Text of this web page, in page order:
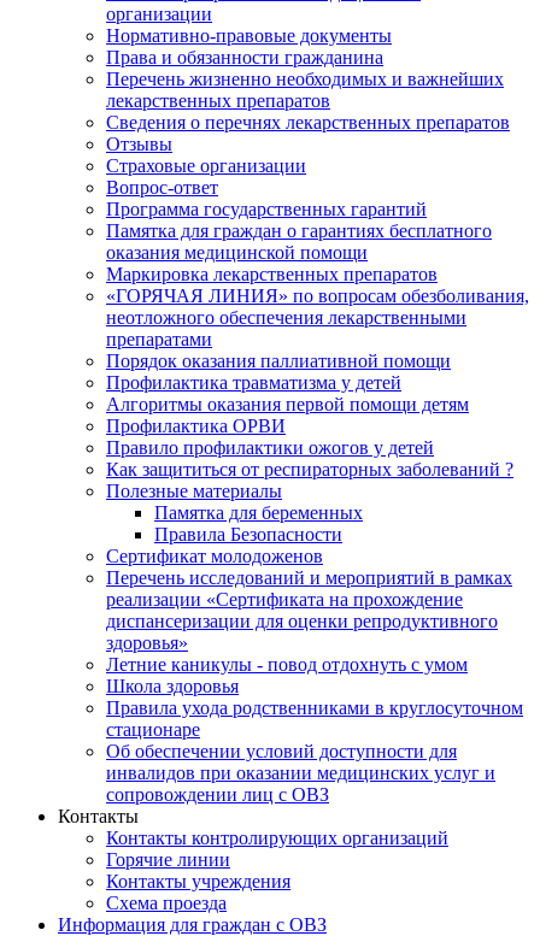
организации
Нормативно-правовые документы
Права и обязанности гражданина
Перечень жизненно необходимых и важнейших
лекарственных препаратов
Сведения о перечнях лекарственных препаратов
Отзывы
Страховые организации
Вопрос-ответ
Программа государственных гарантий
Памятка для граждан о гарантиях бесплатного
оказания медицинской помощи
Маркировка лекарственных препаратов
«ГОРЯЧАЯ ЛИНИЯ» по вопросам обезболивания,
неотложного обеспечения лекарственными
препаратами
Порядок оказания паллиативной помощи
Профилактика травматизма у детей
Алгоритмы оказания первой помощи детям
Профилактика ОРВИ
Правило профилактики ожогов у детей
Как защититься от респираторных заболеваний ?
Полезные материалы
Памятка для беременных
Правила Безопасности
Сертификат молодоженов
Перечень исследований и мероприятий в рамках
реализации «Сертификата на прохождение
диспансеризации для оценки репродуктивного
здоровья»
Летние каникулы - повод отдохнуть с умом
Школа здоровья
Правила ухода родственниками в круглосуточном
стационаре
Об обеспечении условий доступности для
инвалидов при оказании медицинских услуг и
сопровождении лиц с ОВЗ
Контакты
Контакты контролирующих организаций
Горячие линии
Контакты учреждения
Схема проезда
Информация для граждан с ОВЗ